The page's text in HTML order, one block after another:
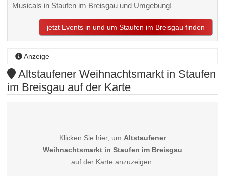
Musicals in Staufen im Breisgau und Umgebung!
jetzt Events in und um Staufen im Breisgau finden
Anzeige
Altstaufener Weihnachtsmarkt in Staufen
im Breisgau auf der Karte
Klicken Sie hier, um Altstaufener
Weihnachtsmarkt in Staufen im Breisgau
auf der Karte anzuzeigen.